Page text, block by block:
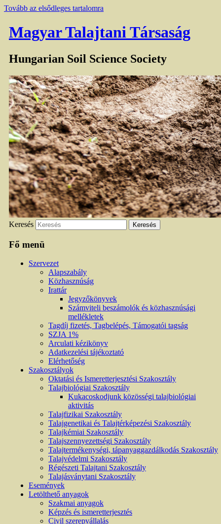
Tovább az elsődleges tartalomra
Magyar Talajtani Társaság
Hungarian Soil Science Society
Keresés
Fő menü
Szervezet
Alapszabály
Közhasznúság
Irattár
Jegyzőkönyvek
Számviteli beszámolók és közhasznúsági
mellékletek
Tagdíj fizetés, Tagbelépés, Támogatói tagság
SZJA 1%
Arculati kézikönyv
Adatkezelési tájékoztató
Elérhetőség
Szakosztályok
Oktatási és Ismeretterjesztési Szakosztály
Talajbiológiai Szakosztály
Kukacoskodjunk közösségi talajbiológiai
aktivitás
Talajfizikai Szakosztály
Talajgenetikai és Talajtérképezési Szakosztály
Talajkémiai Szakosztály
Talajszennyezettségi Szakosztály
Talajtermékenységi, tápanyaggazdálkodás Szakosztály
Talajvédelmi Szakosztály
Régészeti Talajtani Szakosztály
Talajásványtani Szakosztály
Események
Letölthető anyagok
Szakmai anyagok
Képzés és ismeretterjesztés
Civil szerepvállalás